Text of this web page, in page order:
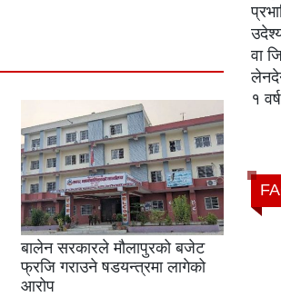
बालेन सरकारले मौलापुरको बजेट
फ्रजि गराउने षडयन्त्रमा लागेको
आरोप